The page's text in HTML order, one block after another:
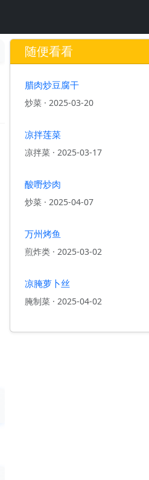
随便看看
腊肉炒豆腐干
炒菜 · 2025-03-20
凉拌莲菜
凉拌菜 · 2025-03-17
酸嘢炒肉
炒菜 · 2025-04-07
万州烤鱼
煎炸类 · 2025-03-02
凉腌萝卜丝
腌制菜 · 2025-04-02